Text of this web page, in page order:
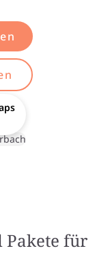
Pakete für